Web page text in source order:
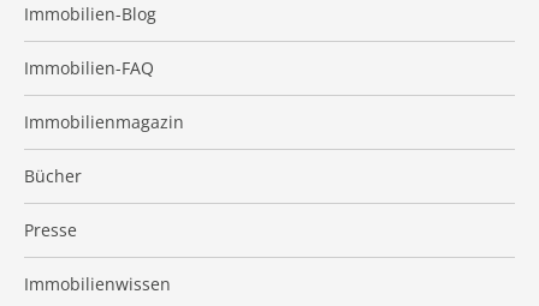
Immobilien-Blog
Immobilien-FAQ
Immobilienmagazin
Bücher
Presse
Immobilienwissen